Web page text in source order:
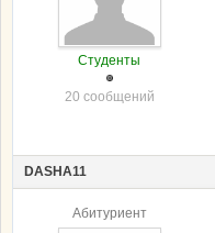
Студенты
20 сообщений
DASHA11
Абитуриент